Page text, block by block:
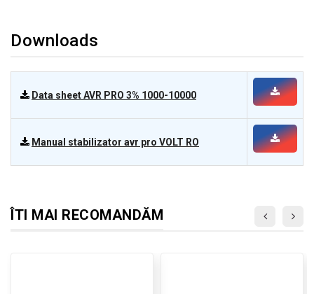
Downloads
Data sheet AVR PRO 3% 1000-10000
Manual stabilizator avr pro VOLT RO
ÎTI MAI RECOMANDĂM